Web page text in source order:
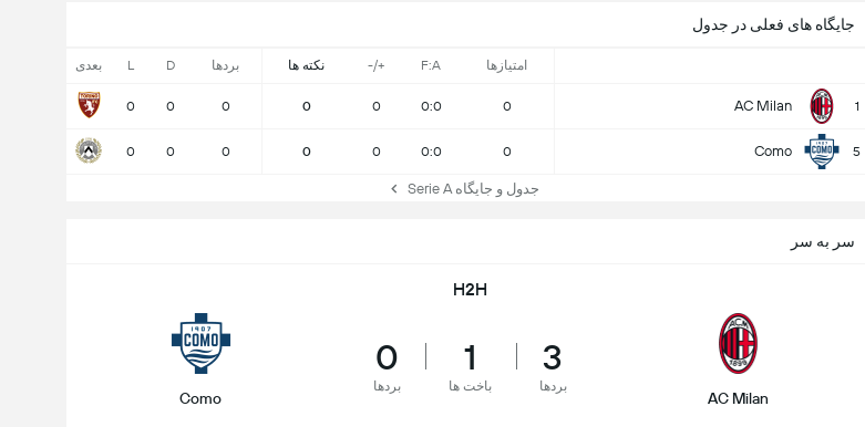
جایگاه های فعلی در جدول
امتیازها F:A
+/- نکته ها بردها D
L بعدی
1
AC Milan
0
0:0
0
0
0
0
0
5
Como
0
0:0
0
0
0
0
0
جدول و جایگاه Serie A
سر به سر
H2H
AC Milan
3
بردها
1
باخت ها
0
بردها
Como